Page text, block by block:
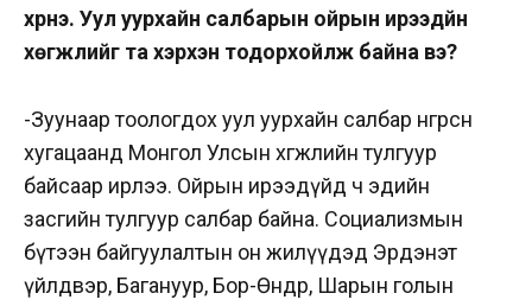
хүрнэ. Уул уурхайн салбарын ойрын ирээдүйн
хөгжлийг та хэрхэн тодорхойлж байна вэ?
-Зуунаар тоологдох уул уурхайн салбар өнгөрсөн
хугацаанд Монгол Улсын хөгжлийн тулгуур
байсаар ирлээ. Ойрын ирээдүйд ч эдийн
засгийн тулгуур салбар байна. Социализмын
бүтээн байгуулалтын он жилүүдэд Эрдэнэт
үйлдвэр, Багануур, Бор-Өндөр, Шарын голын